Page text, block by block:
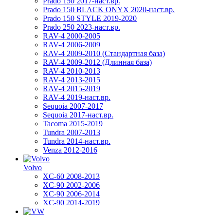
Prado 150 BLACK ONYX 2020-наст.вр.
Prado 150 STYLE 2019-2020
Prado 250 2023-наст.вр.
RAV-4 2000-2005
RAV-4 2006-2009
RAV-4 2009-2010 (Стандартная база)
RAV-4 2009-2012 (Длинная база)
RAV-4 2010-2013
RAV-4 2013-2015
RAV-4 2015-2019
RAV-4 2019-наст.вр.
Sequoia 2007-2017
Sequoia 2017-наст.вр.
Tacoma 2015-2019
Tundra 2007-2013
Tundra 2014-наст.вр.
Venza 2012-2016
Volvo
XC-60 2008-2013
XC-90 2002-2006
XC-90 2006-2014
XC-90 2014-2019